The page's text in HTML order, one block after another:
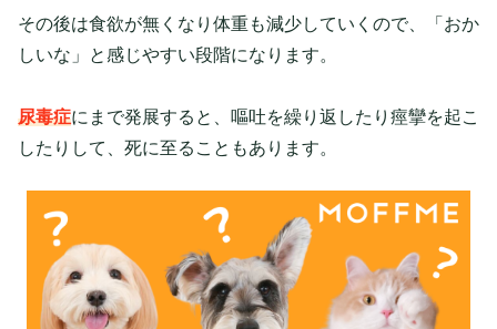
その後は食欲が無くなり体重も減少していくので、「おか
しいな」と感じやすい段階になります。
尿毒症にまで発展すると、嘔吐を繰り返したり痙攣を起こ
したりして、死に至ることもあります。